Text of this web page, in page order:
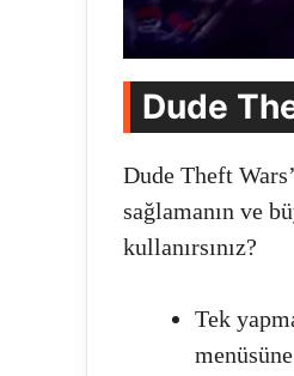
Dude
Dude Theft
sağlamanın ve
kullanırsınız?
Tek